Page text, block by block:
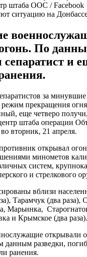
штаба ООС / Facebook
ситуацию на
По
сепаратист и
за
режим прекращения
еще четверо
штаба операции
вторник, 21 апреля.
открывал
минометов
систем,
и стрелкового
вблизи
Тарамчук (два раза),
Марьинка,
и Крымское (два раза).
открывали
данным разведки,
ранения.